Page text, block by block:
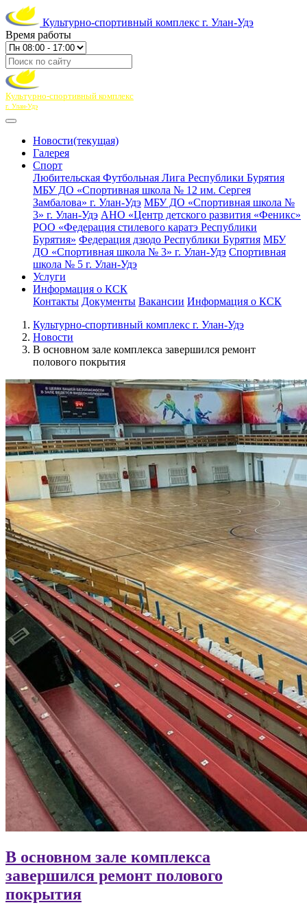
Культурно-спортивный комплекс г. Улан-Удэ
Время работы
Культурно-спортивный комплекс
г. Улан-Удэ
Новости(текущая)
Галерея
Спорт
Любительская Футбольная Лига Республики Бурятия
МБУ ДО «Спортивная школа № 12 им. Сергея
Замбалова» г. Улан-Удэ МБУ ДО «Спортивная школа №
3» г. Улан-Удэ АНО «Центр детского развития «Феникс»
РОО «Федерация стилевого каратэ Республики
Бурятия» Федерация дзюдо Республики Бурятия МБУ
ДО «Спортивная школа № 3» г. Улан-Удэ Спортивная
школа № 5 г. Улан-Удэ
Услуги
Информация о КСК
Контакты Документы Вакансии Информация о КСК
Культурно-спортивный комплекс г. Улан-Удэ
Новости
В основном зале комплекса завершился ремонт
полового покрытия
В основном зале комплекса
завершился ремонт полового
покрытия